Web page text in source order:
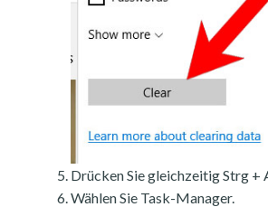
Drücken Sie gleichzeitig Strg +
Wählen Sie Task-Manager.